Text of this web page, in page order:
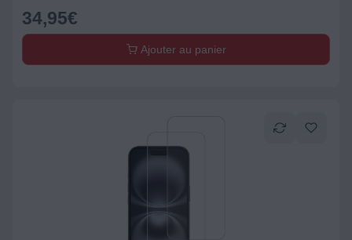
34,95€
Ajouter au panier